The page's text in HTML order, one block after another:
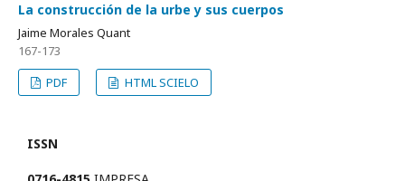
La construcción de la urbe y sus cuerpos
Jaime Morales Quant
167-173
PDF
HTML SCIELO
ISSN